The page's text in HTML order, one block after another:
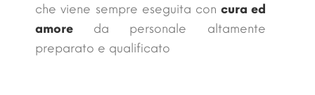
che viene sempre eseguita con cura ed
amore da personale altamente
preparato e qualificato